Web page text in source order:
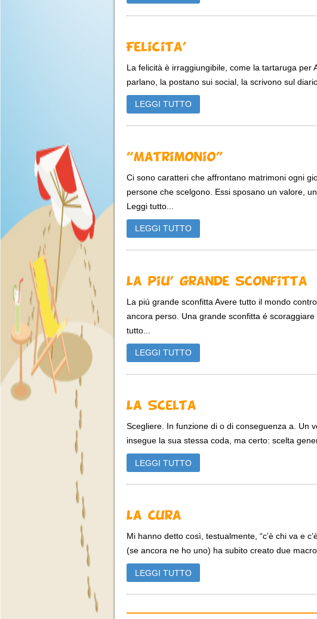
Felicita’
La felicità è irraggiungibile, come la tartaruga per
parlano, la postano sui social, la scrivono sul
LEGGI TUTTO
“Matrimonio”
Ci sono caratteri che affrontano matrimoni ogni
persone che scelgono. Essi sposano un valore,
Leggi tutto...
LEGGI TUTTO
La piu’ grande sconfitta
La piú grande sconfitta Avere tutto il mondo
ancora perso. Una grande sconfitta é
tutto...
LEGGI TUTTO
La Scelta
Scegliere. In funzione di o di conseguenza a. Un
insegue la sua stessa coda, ma certo: scelta
LEGGI TUTTO
La Cura
Mi hanno detto così, testualmente, “c’è chi va e
(se ancora ne ho uno) ha subito creato due
LEGGI TUTTO